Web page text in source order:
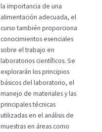
la importancia de una
alimentación adecuada, el
curso también proporciona
conocimientos esenciales
sobre el trabajo en
laboratorios científicos. Se
explorarán los principios
básicos del laboratorio, el
manejo de materiales y las
principales técnicas
utilizadas en el análisis de
muestras en áreas como